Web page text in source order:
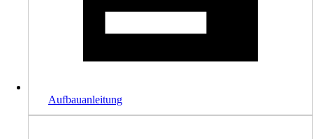
Aufbauanleitung